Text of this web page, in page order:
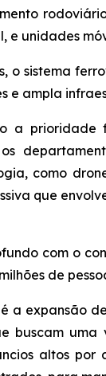
e unidades
o sistema
e ampla
a
como
que
com o
de
a expansão
buscam
altos